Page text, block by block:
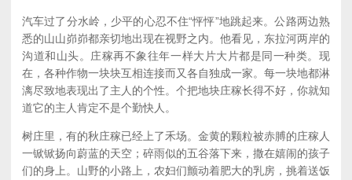
汽车过了分水岭，少平的心忍不住“怦怦”地跳起来。公路两边熟
悉的山山峁峁都亲切地出现在视野之内。他看见，东拉河两岸的
沟道和山头。庄稼再不象往年一样大片大片都是同一种类。现
在，各种作物一块块互相连接而又各自独成一家。每一块地都淋
漓尽致地表现出了主人的个性。个把地块庄稼长得不好，你就知
道它的主人肯定不是个勤快人。
树庄里，有的秋庄稼已经上了禾场。金黄的颗粒被赤膊的庄稼人
一锨锨扬向蔚蓝的天空；碎雨似的五谷落下来，撒在嬉闹的孩子
们的身上。山野的小路上，农妇们颤动着肥大的乳房，挑着送饭